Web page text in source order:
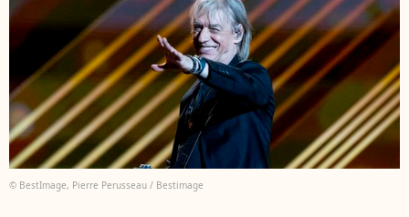
© BestImage, Pierre Perusseau / Bestimage